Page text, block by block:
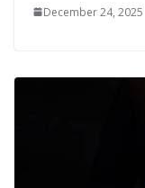
December 24, 2025